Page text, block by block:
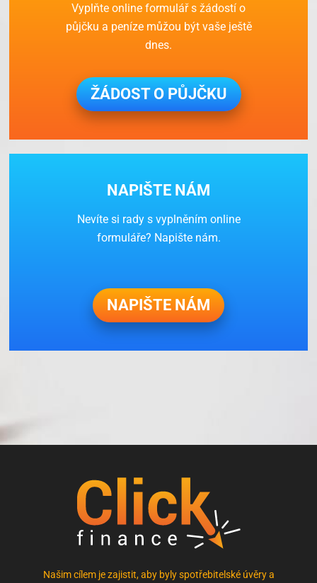
Vyplňte online formulář s žádostí o
půjčku a peníze můžou být vaše ještě
dnes.
ŽÁDOST O PŮJČKU
NAPIŠTE NÁM
Nevíte si rady s vyplněním online
formuláře? Napište nám.
NAPIŠTE NÁM
Našim cílem je zajistit, aby byly spotřebitelské úvěry a